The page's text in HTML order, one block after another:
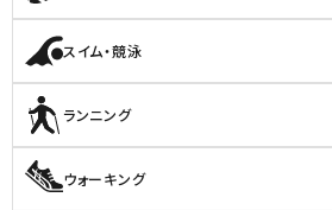
スイム・競泳
ランニング
ウォーキング